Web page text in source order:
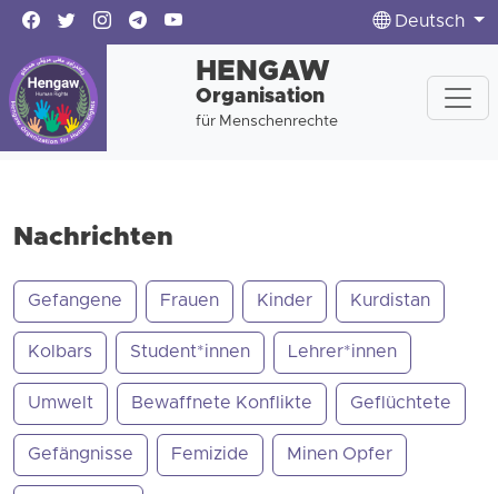
Deutsch
HENGAW
Organisation
für Menschenrechte
Nachrichten
Gefangene Frauen Kinder Kurdistan
Kolbars Student*innen Lehrer*innen
Umwelt Bewaffnete Konflikte Geflüchtete
Gefängnisse Femizide Minen Opfer